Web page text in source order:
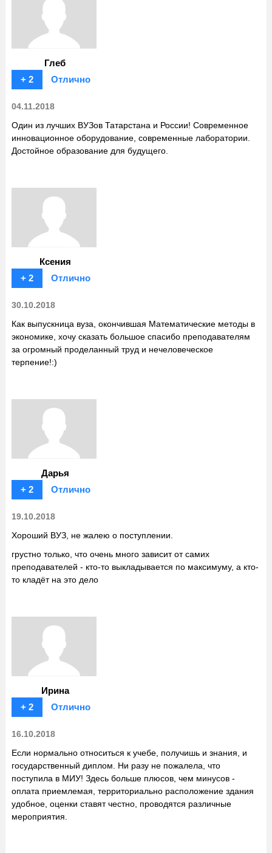
Глеб
+ 2
Отлично
04.11.2018
Один из лучших ВУЗов Татарстана и России! Современное
инновационное оборудование, современные лаборатории.
Достойное образование для будущего.
Ксения
+ 2
Отлично
30.10.2018
Как выпускница вуза, окончившая Математические методы в
экономике, хочу сказать большое спасибо преподавателям
за огромный проделанный труд и нечеловеческое
терпение!:)
Дарья
+ 2
Отлично
19.10.2018
Хороший ВУЗ, не жалею о поступлении.
грустно только, что очень много зависит от самих
преподавателей - кто-то выкладывается по максимуму, а кто-
то кладёт на это дело
Ирина
+ 2
Отлично
16.10.2018
Если нормально относиться к учебе, получишь и знания, и
государственный диплом. Ни разу не пожалела, что
поступила в МИУ! Здесь больше плюсов, чем минусов -
оплата приемлемая, территориально расположение здания
удобное, оценки ставят честно, проводятся различные
мероприятия.